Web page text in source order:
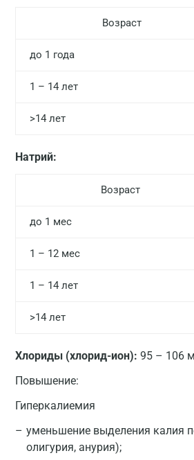
Возраст
до 1 года
1 – 14 лет
>14 лет
Натрий:
Возраст
до 1 мес
1 – 12 мес
1 – 14 лет
>14 лет
Хлориды (хлорид-ион): 95 – 106
Повышение:
Гиперкалиемия
уменьшение выделения калия
олигурия, анурия);